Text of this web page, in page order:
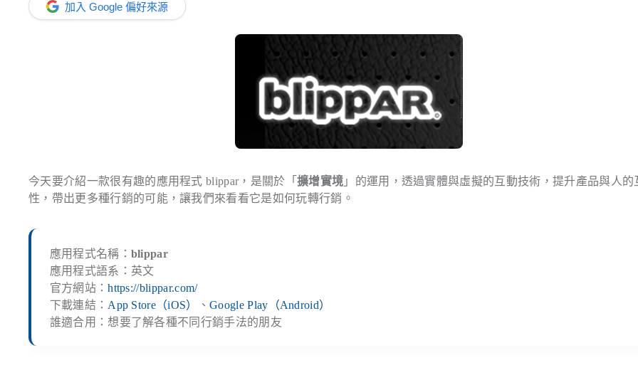
加入 Google 偏好來源
今天要介紹一款很有趣的應用程式 blippar，是關於「 擴增實境 」的運用，透過實體與虛擬的互動技術，提升產品與人的
性，帶出更多種行銷的可能，讓我們來看看它是如何玩轉行銷。
應用程式名稱： blippar
應用程式語系：英文
官方網站：https://blippar.com/
下載連結： App Store（iOS） 、Google Play（Android）
誰適合用：想要了解各種不同行銷手法的朋友